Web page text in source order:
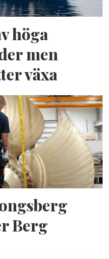
höga
men
växa
Berg